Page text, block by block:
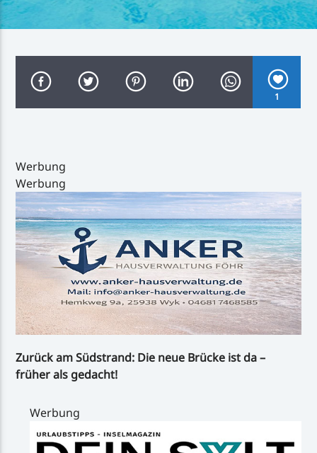
Aktueller Titel
Illusion
Handystream
1
Werbung
Werbung
Zurück am Südstrand: Die neue Brücke ist da –
früher als gedacht!
Werbung